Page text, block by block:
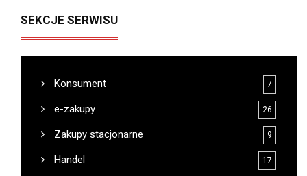
SEKCJE SERWISU
Konsument 7
e-zakupy 26
Zakupy stacjonarne 9
Handel 17